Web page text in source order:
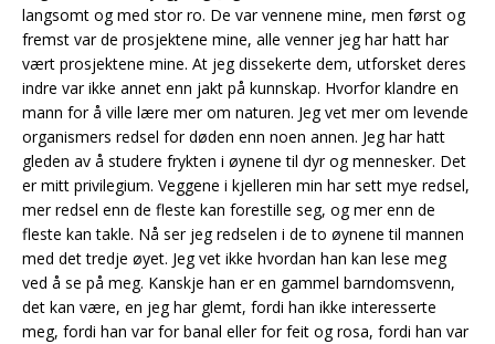
langsomt og med stor ro. De var vennene mine, men først og
fremst var de prosjektene mine, alle venner jeg har hatt har
vært prosjektene mine. At jeg dissekerte dem, utforsket deres
indre var ikke annet enn jakt på kunnskap. Hvorfor klandre en
mann for å ville lære mer om naturen. Jeg vet mer om levende
organismers redsel for døden enn noen annen. Jeg har hatt
gleden av å studere frykten i øynene til dyr og mennesker. Det
er mitt privilegium. Veggene i kjelleren min har sett mye redsel,
mer redsel enn de fleste kan forestille seg, og mer enn de
fleste kan takle. Nå ser jeg redselen i de to øynene til mannen
med det tredje øyet. Jeg vet ikke hvordan han kan lese meg
ved å se på meg. Kanskje han er en gammel barndomsvenn,
det kan være, en jeg har glemt, fordi han ikke interesserte
meg, fordi han var for banal eller for feit og rosa, fordi han var